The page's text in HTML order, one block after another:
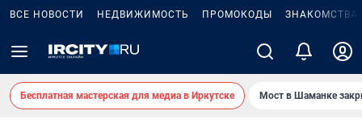
ВСЕ НОВОСТИ НЕДВИЖИМОСТЬ ПРОМОКОДЫ ЗНАКОМСТВА
Бесплатная мастерская для медиа в Иркутске Мост в Шаманке